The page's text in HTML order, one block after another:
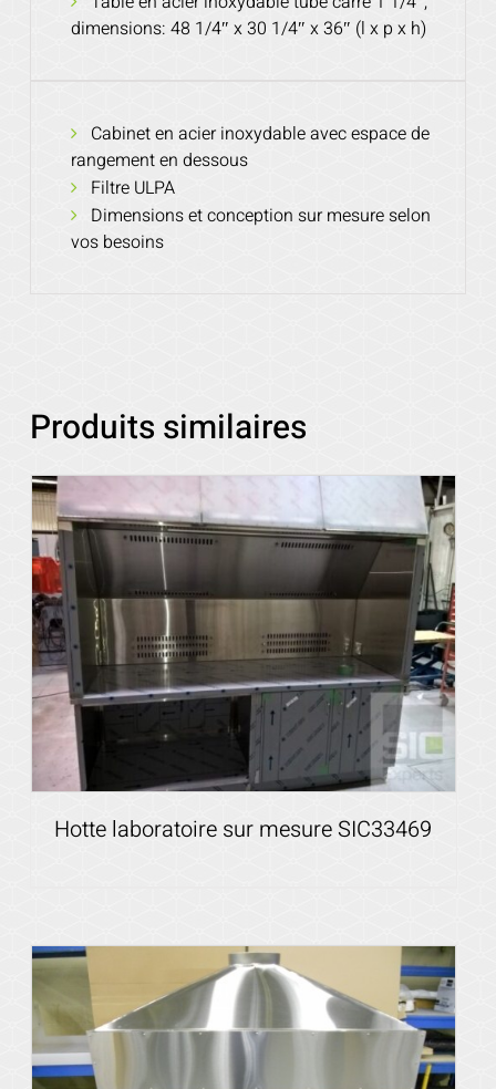
dimensions: 48 1/4″ x 30 1/4″ x 36″ (l x p x h)
Cabinet en acier inoxydable avec espace de
rangement en dessous
Filtre ULPA
Dimensions et conception sur mesure selon
vos besoins
Produits similaires
Voir les détails
Hotte laboratoire sur mesure SIC33469